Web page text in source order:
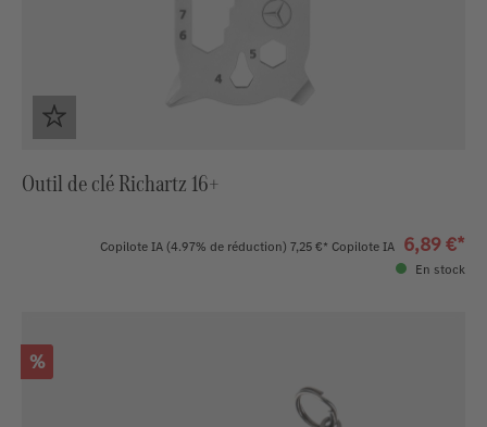
Outil de clé Richartz 16+
Copilote IA(4.97% de réduction) 7,25 €* Copilote IA 6,89 €*
En stock
Réduction
%